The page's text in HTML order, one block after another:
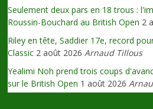
Seulement deux pars en 18 trous :
Roussin-Bouchard au British Open 2
Riley en tête, Saddier 17e, record
Classic 2 août 2026 Arnaud Tillous
Yealimi Noh prend trois coups
sur le British Open 1 août 2026